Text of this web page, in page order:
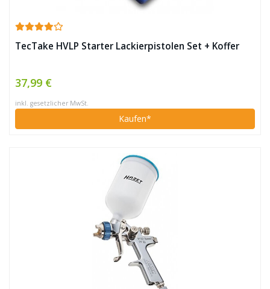
TecTake HVLP Starter Lackierpistolen Set + Koffer
37,99 €
inkl. gesetzlicher MwSt.
Kaufen*